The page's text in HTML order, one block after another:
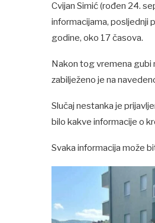
Cvijan Simić (rođen 24.
informacijama, posljednji
godine, oko 17 časova.
Nakon tog vremena gubi
zabilježeno je na
Slučaj nestanka je
bilo kakve informacije o
Svaka informacija može